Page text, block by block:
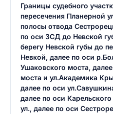
Границы судебного
пересечения Планерной
полосы отвода
по оси ЗСД до Невской
берегу Невской губы до
Невкой, далее по оси
Ушаковского моста,
моста и ул.Академика
далее по оси
далее по оси
ул., далее по оси